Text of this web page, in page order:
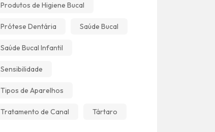
Produtos de Higiene Bucal
Prótese Dentária Saúde Bucal
Saúde Bucal Infantil
Sensibilidade
Tipos de Aparelhos
Tratamento de Canal Tártaro